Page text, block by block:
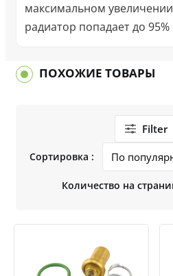
максимальном
радиатор попадает до 95%
ПОХОЖИЕ ТОВАРЫ
Filter
Сортировка :
Количество на